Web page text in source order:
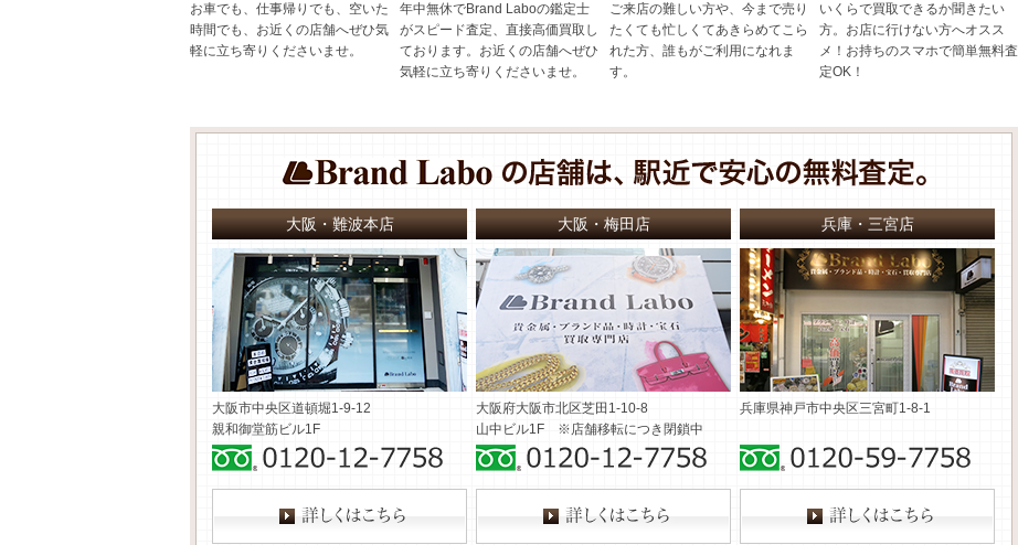
お車でも、仕事帰りでも、空いた
時間でも、お近くの店舗へぜひ気
軽に立ち寄りくださいませ。
年中無休でBrand Laboの鑑定士
がスピード査定、直接高価買取し
ております。お近くの店舗へぜひ
気軽に立ち寄りくださいませ。
ご来店の難しい方や、今まで売り
たくても忙しくてあきらめてこら
れた方、誰もがご利用になれま
す。
いくらで買取できるか聞きたい
方。お店に行けない方へオスス
メ！お持ちのスマホで簡単無料査
定OK！
大阪・難波本店
大阪市中央区道頓堀1-9-12
親和御堂筋ビル1F
大阪・梅田店
大阪府大阪市北区芝田1-10-8
山中ビル1F ※店舗移転につき閉鎖中
兵庫・三宮店
兵庫県神戸市中央区三宮町1-8-1